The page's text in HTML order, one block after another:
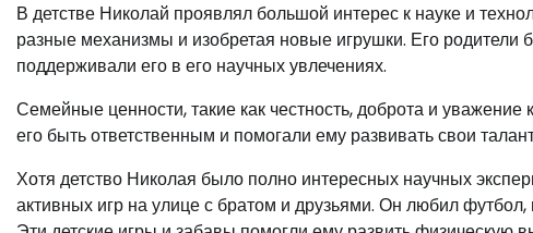
В детстве Николай проявлял большой интерес к науке и
разные механизмы и изобретая новые игрушки. Его
поддерживали его в его научных увлечениях.
Семейные ценности, такие как честность, доброта и
его быть ответственным и помогали ему развивать свои
Хотя детство Николая было полно интересных научных
активных игр на улице с братом и друзьями. Он любил